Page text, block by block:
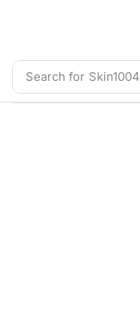
Search for Skin1004